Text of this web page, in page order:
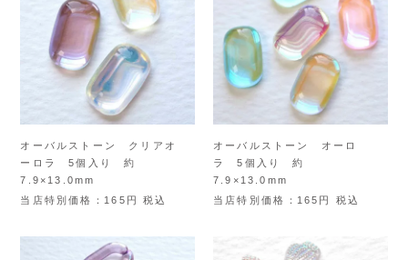
オーバルストーン クリアオ
ーロラ 5個入り 約
7.9×13.0mm
当店特別価格
165 税込
オーバルストーン オーロ
ラ 5個入り 約
7.9×13.0mm
当店特別価格
165 税込